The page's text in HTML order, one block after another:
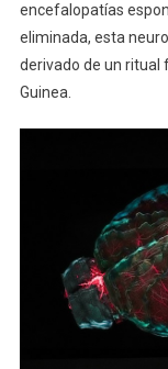
encefalopatías
eliminada, esta
derivado de un ritual
Guinea.